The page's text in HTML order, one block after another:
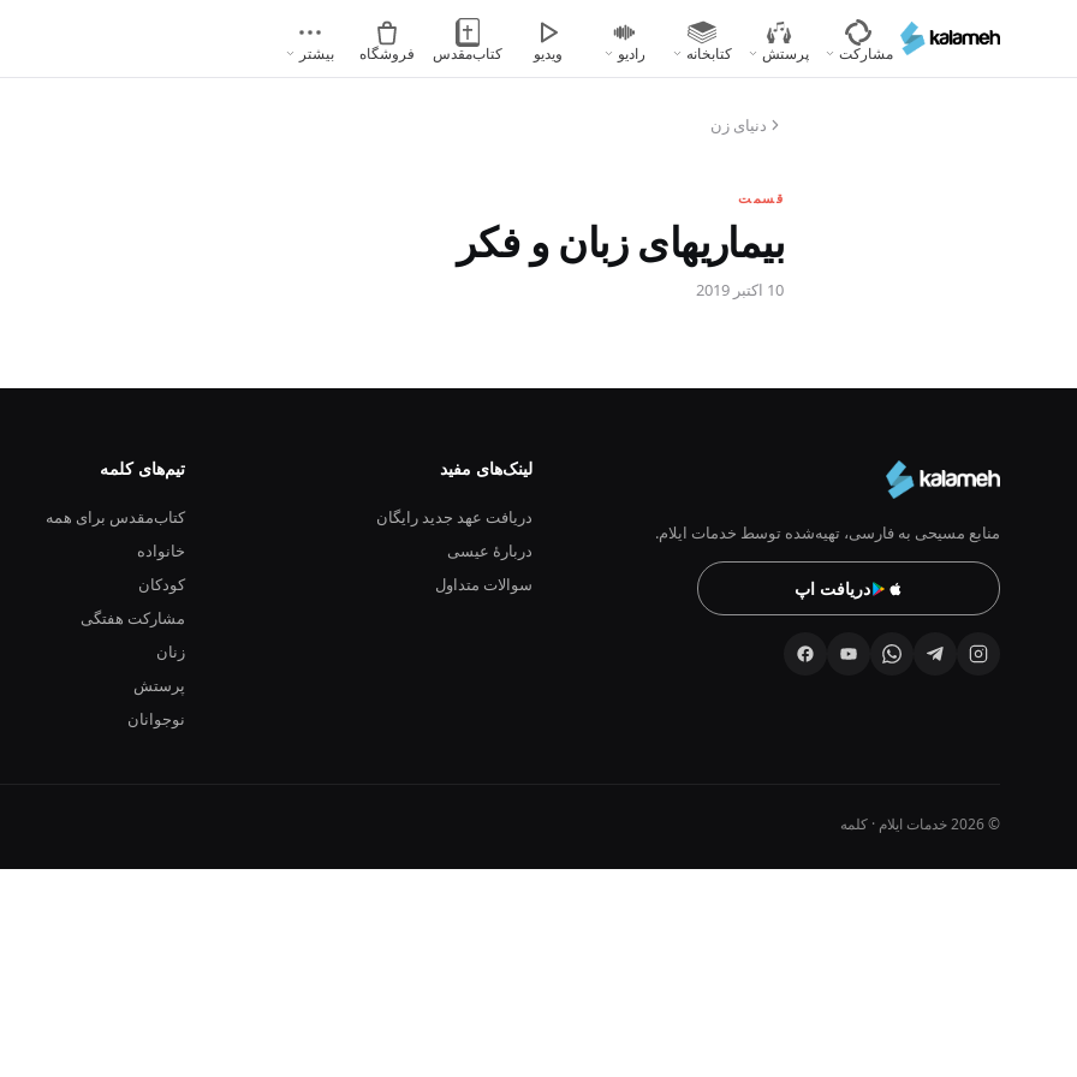
محتوای
مشارکت پرستش کتابخانه رادیو ویدیو کتاب‌مقدس فروشگاه بیشتر
دنیای زن
قسمت
بیماریهای زبان و فکر
10 اکتبر 2019
منابع مسیحی به فارسی، تهیه‌شده توسط خدمات ایلام.
دریافت اپ
لینک‌های مفید
دریافت عهد جدید رایگان
دربارهٔ عیسی
سوالات متداول
تیم‌های کلمه
کتاب‌مقدس برای همه
خانواده
کودکان
مشارکت هفتگی
زنان
پرستش
نوجوانان
© 2026 خدمات ایلام · کلمه